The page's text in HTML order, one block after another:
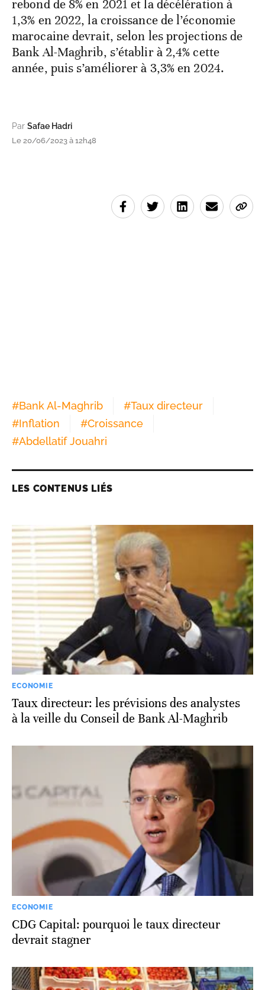
rebond de 8% en 2021 et la décélération à
1,3% en 2022, la croissance de l’économie
marocaine devrait, selon les projections de
Bank Al-Maghrib, s’établir à 2,4% cette
année, puis s’améliorer à 3,3% en 2024.
Par Safae Hadri
Le 20/06/2023 à 12h48
#Bank Al-Maghrib #Taux directeur
#Inflation #Croissance
#Abdellatif Jouahri
LES CONTENUS LIÉS
ECONOMIE
Taux directeur: les prévisions des analystes
à la veille du Conseil de Bank Al-Maghrib
ECONOMIE
CDG Capital: pourquoi le taux directeur
devrait stagner